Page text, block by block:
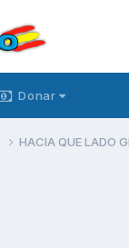
Donar
HACIA QUE LADO